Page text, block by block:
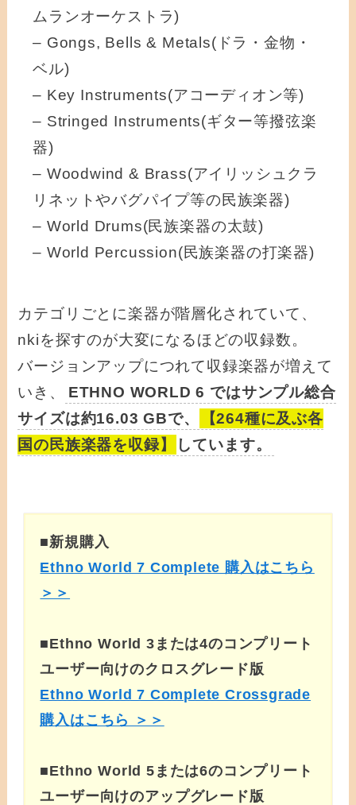
ムランオーケストラ)
– Gongs, Bells & Metals(ドラ・金物・
ベル)
– Key Instruments(アコーディオン等)
– Stringed Instruments(ギター等撥弦楽
器)
– Woodwind & Brass(アイリッシュクラ
リネットやバグパイプ等の民族楽器)
– World Drums(民族楽器の太鼓)
– World Percussion(民族楽器の打楽器)
カテゴリごとに楽器が階層化されていて、
nkiを探すのが大変になるほどの収録数。
バージョンアップにつれて収録楽器が増えて
いき、
ETHNO WORLD 6 ではサンプル総合
サイズは約16.03 GBで、
【264種に及ぶ各
国の民族楽器を収録】
しています。
■新規購入
Ethno World 7 Complete 購入はこちら
＞＞
■Ethno World 3または4のコンプリート
ユーザー向けのクロスグレード版
Ethno World 7 Complete Crossgrade
購入はこちら ＞＞
■Ethno World 5または6のコンプリート
ユーザー向けのアップグレード版